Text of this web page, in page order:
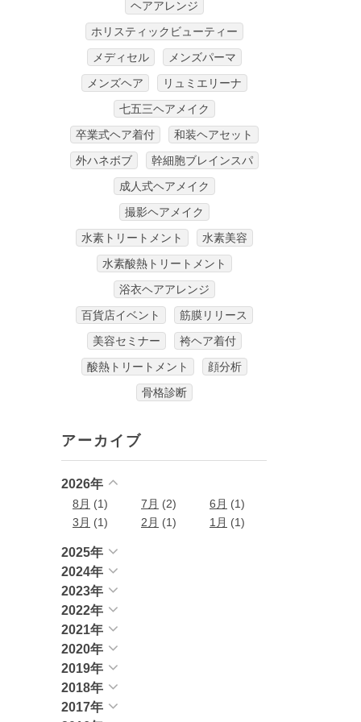
ヘアアレンジ
ホリスティックビューティー
メディセル
メンズパーマ
メンズヘア
リュミエリーナ
七五三ヘアメイク
卒業式ヘア着付
和装ヘアセット
外ハネボブ
幹細胞ブレインスパ
成人式ヘアメイク
撮影ヘアメイク
水素トリートメント
水素美容
水素酸熱トリートメント
浴衣ヘアアレンジ
百貨店イベント
筋膜リリース
美容セミナー
袴ヘア着付
酸熱トリートメント
顔分析
骨格診断
アーカイブ
2026年
8月 (1) 7月 (2) 6月 (1)
3月 (1) 2月 (1) 1月 (1)
2025年
2024年
2023年
2022年
2021年
2020年
2019年
2018年
2017年